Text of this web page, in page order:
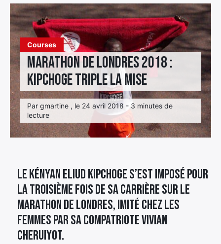
Courses
Marathon de Londres 2018 :
Kipchoge triple la mise
Par gmartine , le 24 avril 2018 - 3 minutes de
lecture
Le Kényan Eliud Kipchoge s’est imposé pour
la troisième fois de sa carrière sur le
Marathon de Londres, imité chez les
femmes par sa compatriote Vivian
Cheruiyot.
Élément
de
menu
Élément
de
menu
Élément
de
menu